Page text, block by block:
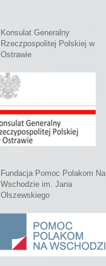
Konsulat Generalny
Rzeczpospolitej Polskiej w
Ostrawie
Fundacja Pomoc Polakom Na
Wschodzie im. Jana
Olszewskiego